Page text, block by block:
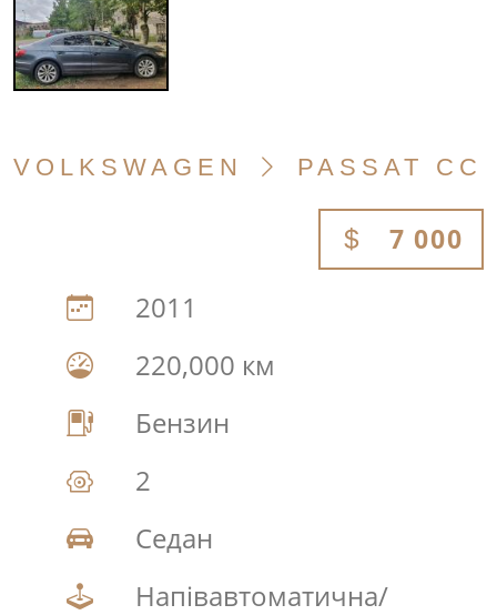
VOLKSWAGEN PASSAT CC
7 000
2011
220,000 км
Бензин
2
Седан
Напівавтоматична/